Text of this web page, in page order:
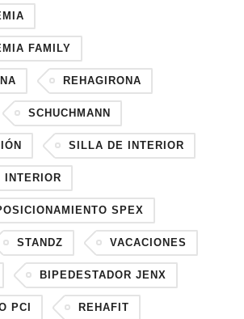
FAMILY
REHAGIRONA
SCHUCHMANN
SILLA DE INTERIOR
SPEX
STANDZ VACACIONES
BIPEDESTADOR JENX
PCI REHAFIT